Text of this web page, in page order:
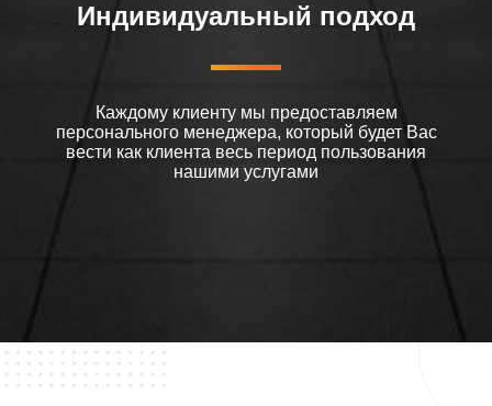
Индивидуальный подход
Каждому клиенту мы предоставляем
персонального менеджера, который будет Вас
вести как клиента весь период пользования
нашими услугами